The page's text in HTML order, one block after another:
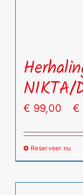
NIKTA/
€ 99,00 €
Reserveer nuDit